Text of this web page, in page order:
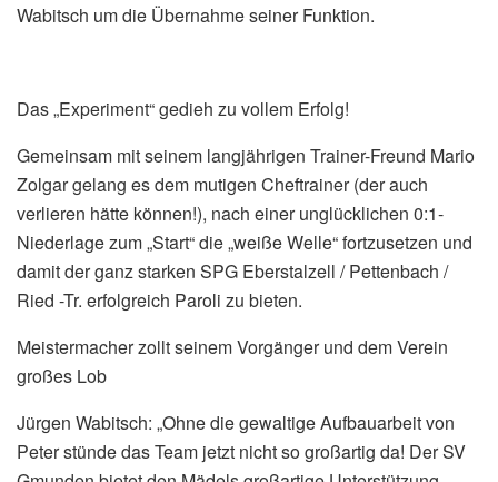
Wabitsch um die Übernahme seiner Funktion.
Das „Experiment“ gedieh zu vollem Erfolg!
Gemeinsam mit seinem langjährigen Trainer-Freund Mario
Zolgar gelang es dem mutigen Cheftrainer (der auch
verlieren hätte können!), nach einer unglücklichen 0:1-
Niederlage zum „Start“ die „weiße Welle“ fortzusetzen und
damit der ganz starken SPG Eberstalzell / Pettenbach /
Ried -Tr. erfolgreich Paroli zu bieten.
Meistermacher zollt seinem Vorgänger und dem Verein
großes Lob
Jürgen Wabitsch: „Ohne die gewaltige Aufbauarbeit von
Peter stünde das Team jetzt nicht so großartig da! Der SV